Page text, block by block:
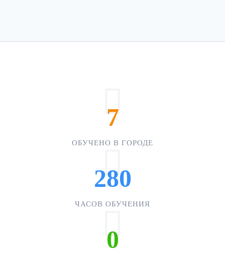
7
ОБУЧЕНО В ГОРОДЕ
280
ЧАСОВ ОБУЧЕНИЯ
0